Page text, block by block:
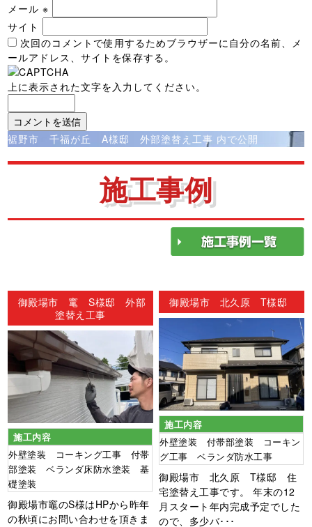
メール※
サイト
次回のコメントで使用するためブラウザーに自分の名前、メ
ールアドレス、サイトを保存する。
上に表示された文字を入力してください。
投
稿
ゲ
ン
裾野市 千福が丘 A様邸 外部塗替え工事 内で公開
施工事例
御殿場市 竃 S様邸 外部
塗替え工事
施工内容
外壁塗装 コーキング工事 付帯
部塗装 ベランダ床防水塗装 基
礎塗装
御殿場市竈のS様はHPから昨年
の秋頃にお問い合わせを頂きま
御殿場市 北久原 T様邸
施工内容
外壁塗装 付帯部塗装 コーキン
グ工事 ベランダ防水工事
御殿場市 北久原 T様邸 住
宅塗替え工事です。 年末の12
月スタート年内完成予定でした
ので、多少バ･･･